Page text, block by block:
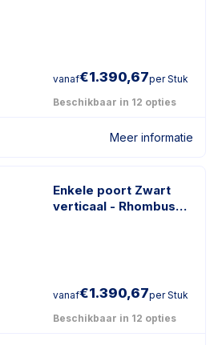
vanaf€1.390,67per Stuk
Beschikbaar in 12 opties
Meer informatie
Enkele poort Zwart
verticaal - Rhombus
vanaf€1.390,67per Stuk
Beschikbaar in 12 opties